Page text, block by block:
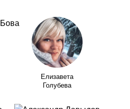
Елизавета
Голубева